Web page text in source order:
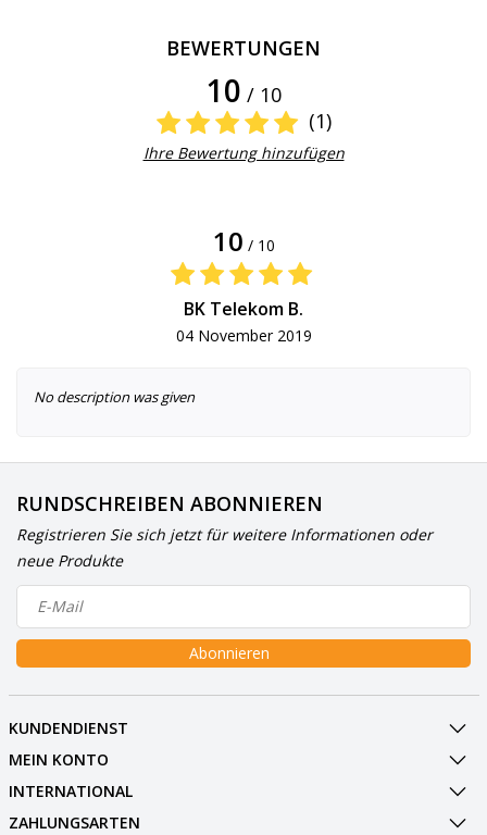
BEWERTUNGEN
10 / 10
(1)
Ihre Bewertung hinzufügen
10 / 10
BK Telekom B.
04 November 2019
No description was given
RUNDSCHREIBEN ABONNIEREN
Registrieren Sie sich jetzt für weitere Informationen oder
neue Produkte
Abonnieren
KUNDENDIENST
MEIN KONTO
INTERNATIONAL
ZAHLUNGSARTEN